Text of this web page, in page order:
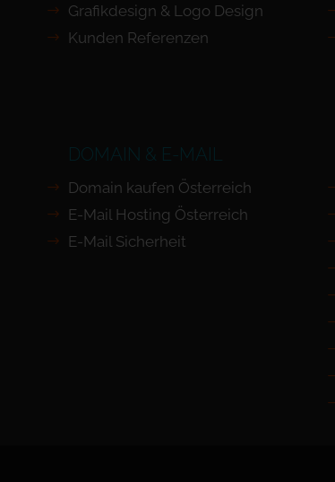
Grafikdesign & Logo Design
Kunden Referenzen
DOMAIN & E-MAIL
Domain kaufen Österreich
E-Mail Hosting Österreich
E-Mail Sicherheit